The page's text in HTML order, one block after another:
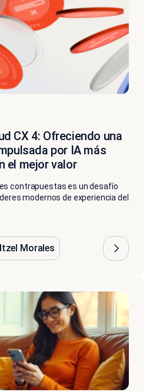
CX 4: Ofreciendo una
por IA más
el mejor valor
contrapuestas es un desafío
modernos de experiencia del
Morales